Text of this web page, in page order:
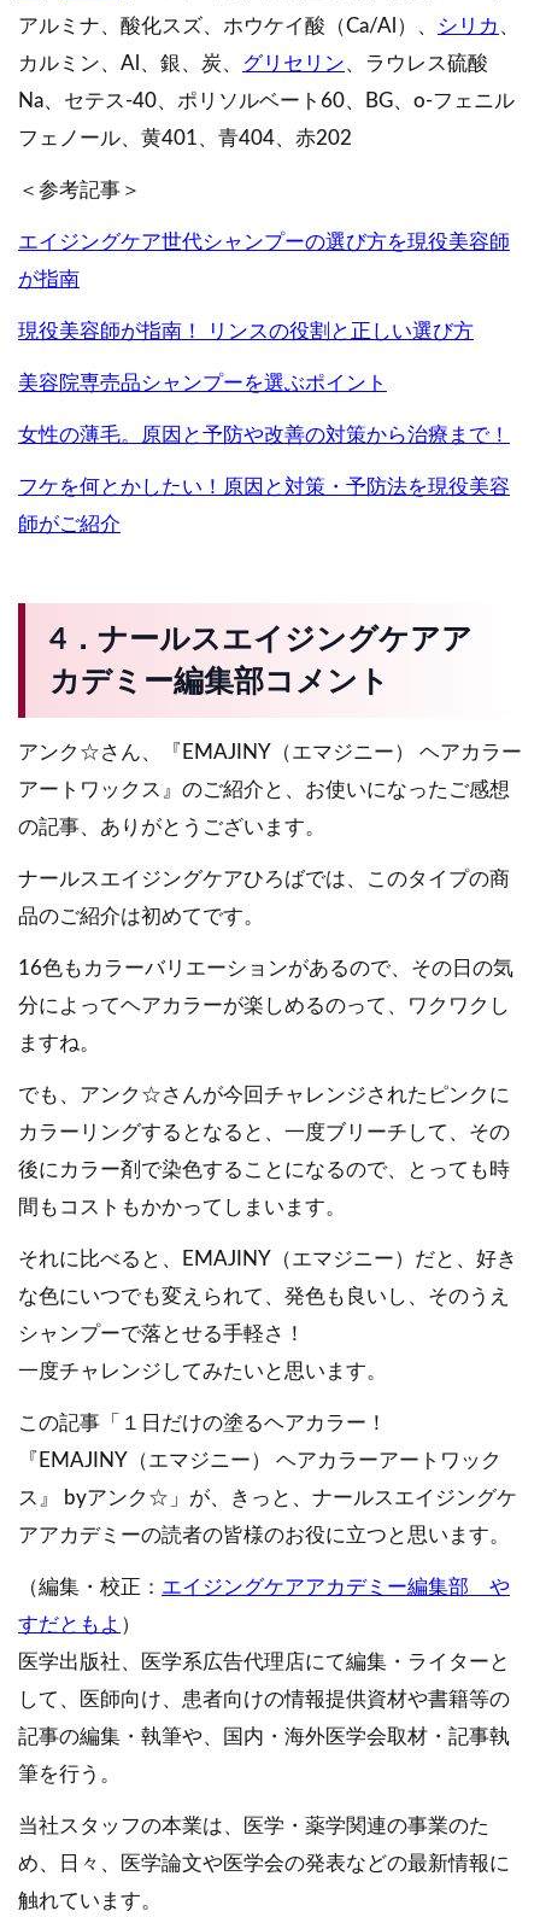
アルミナ、酸化スズ、ホウケイ酸（Ca/Al）、
シリカ 、
カルミン、Al、銀、炭、
グリセリン、ラウレス硫酸
Na、セテス‐40、ポリソルベート60、BG、o-フェニル
フェノール、黄401、青404、赤202
＜参考記事＞
エイジングケア世代シャンプーの選び方を現役美容師
が指南
現役美容師が指南！ リンスの役割と正しい選び方
美容院専売品シャンプーを選ぶポイント
女性の薄毛。原因と予防や改善の対策から治療まで！
フケを何とかしたい！原因と対策・予防法を現役美容
師がご紹介
4．ナールスエイジングケアア
カデミー編集部コメント
アンク☆さん、『EMAJINY（エマジニー） ヘアカラー
アートワックス』のご紹介と、お使いになったご感想
の記事、ありがとうございます。
ナールスエイジングケアひろばでは、このタイプの商
品のご紹介は初めてです。
16色もカラーバリエーションがあるので、その日の気
分によってヘアカラーが楽しめるのって、ワクワクし
ますね。
でも、アンク☆さんが今回チャレンジされたピンクに
カラーリングするとなると、一度ブリーチして、その
後にカラー剤で染色することになるので、とっても時
間もコストもかかってしまいます。
それに比べると、EMAJINY（エマジニー）だと、好き
な色にいつでも変えられて、発色も良いし、そのうえ
シャンプーで落とせる手軽さ！
一度チャレンジしてみたいと思います。
この記事「１日だけの塗るヘアカラー！
『EMAJINY（エマジニー） ヘアカラーアートワック
ス』 byアンク☆」が、きっと、ナールスエイジングケ
アアカデミーの読者の皆様のお役に立つと思います。
（編集・校正： エイジングケアアカデミー編集部 や
すだともよ ）
医学出版社、医学系広告代理店にて編集・ライターと
して、医師向け、患者向けの情報提供資材や書籍等の
記事の編集・執筆や、国内・海外医学会取材・記事執
筆を行う。
当社スタッフの本業は、医学・薬学関連の事業のた
め、日々、医学論文や医学会の発表などの最新情報に
触れています。